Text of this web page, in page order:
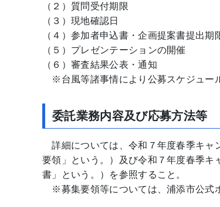
（２）質問受付期限 令和７
（３）現地確認日 令和７年
（４）参加者申込書・企画提案書提出
（５）プレゼンテーションの開
（６）審査結果公表・通知
※台風等諸事情により公募スケジュー
委託業務内容及び応募方法等
詳細については、令和７年度春季キャ
要領」という。）及び令和７年度春季キ
書」という。）を参照すること。
※募集要領等については、浦添市公式